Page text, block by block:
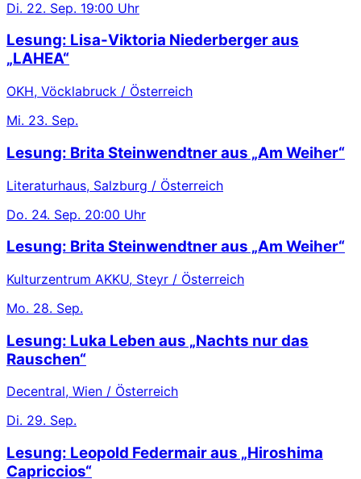
Di. 22. Sep. 19:00 Uhr
Lesung: Lisa-Viktoria Niederberger aus
„LAHEA“
OKH, Vöcklabruck / Österreich
Mi. 23. Sep.
Lesung: Brita Steinwendtner aus „Am Weiher“
Literaturhaus, Salzburg / Österreich
Do. 24. Sep. 20:00 Uhr
Lesung: Brita Steinwendtner aus „Am Weiher“
Kulturzentrum AKKU, Steyr / Österreich
Mo. 28. Sep.
Lesung: Luka Leben aus „Nachts nur das
Rauschen“
Decentral, Wien / Österreich
Di. 29. Sep.
Lesung: Leopold Federmair aus „Hiroshima
Capriccios“